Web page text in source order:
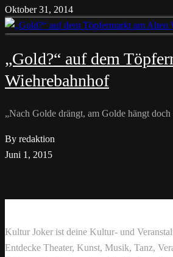
Oktober 31, 2014
„Gold?“ auf dem
Wiehrebahnhof
„Nach Golde drängt, am Golde hängt doch
By redaktion
Juni 1, 2015
Kultur Joker ist deine Kultur- und
Entdecke Theater, Kunst, Musik, Tanz,